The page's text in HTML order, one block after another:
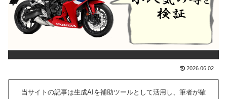
2026.06.02
当サイトの記事は生成AIを補助ツールとして活用し、筆者が確